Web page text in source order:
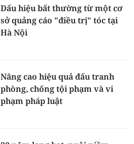
Dấu hiệu bất thường từ một cơ
sở quảng cáo "điều trị" tóc tại
Hà Nội
Nâng cao hiệu quả đấu tranh
phòng, chống tội phạm và vi
phạm pháp luật